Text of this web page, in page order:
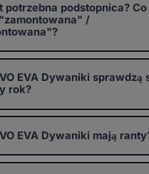
potrzebna podstopnica? Co
/
EVA Dywaniki sprawdzą
rok?
EVA Dywaniki mają